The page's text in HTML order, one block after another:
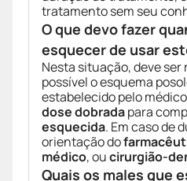
tratamento sem seu
O que devo fazer
esquecer de usar
Nesta situação, deve
possível o esquema
estabelecido pelo
dose dobradapara
esquecida. Em caso de
orientação do
médico, oucirurgião-
Quais os males que